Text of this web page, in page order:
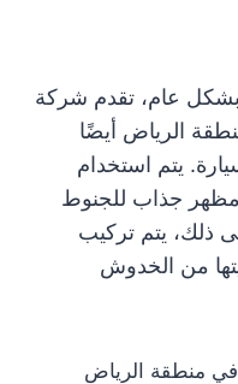
بشكل عام، تقدم شركة
الرياض أيضًا
يتم استخدام
جذاب للجنوط
ذلك، يتم تركيب
من الخدوش
في منطقة الرياض